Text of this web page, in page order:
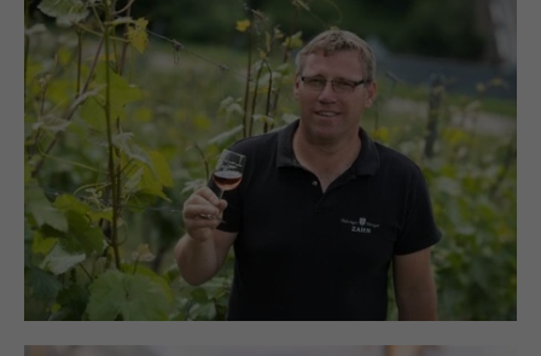
Highlights im Hause Zahn: Picknick in den
Weinbergen, kulinarische Weinproben und Sunset
Yoga mit Traubensaftsecco und Wildkräutersalat.